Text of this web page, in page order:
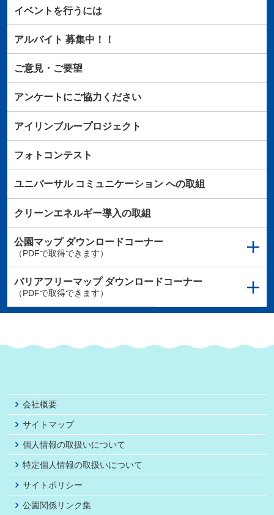
イベントを行うには
アルバイト 募集中！！
ご意見・ご要望
アンケートにご協力ください
アイリンブループロジェクト
フォトコンテスト
ユニバーサルコミュニケーションへの取組
クリーンエネルギー導入の取組
公園マップダウンロードコーナー
（PDFで取得できます）
バリアフリーマップダウンロードコーナー
（PDFで取得できます）
会社概要
サイトマップ
個人情報の取扱いについて
特定個人情報の取扱いについて
サイトポリシー
公園関係リンク集